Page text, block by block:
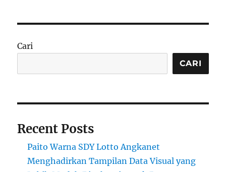
Cari
CARI
Recent Posts
Paito Warna SDY Lotto Angkanet
Menghadirkan Tampilan Data Visual yang